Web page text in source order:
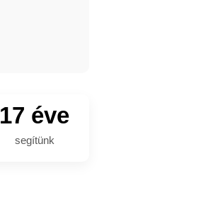
17 éve
segítünk